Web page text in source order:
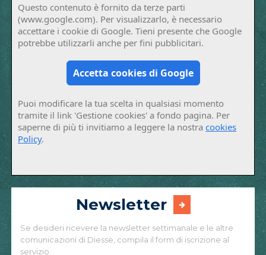
Questo contenuto è fornito da terze parti
(www.google.com). Per visualizzarlo, è necessario
accettare i cookie di Google. Tieni presente che Google
potrebbe utilizzarli anche per fini pubblicitari.
Accetta cookies di Google
Puoi modificare la tua scelta in qualsiasi momento
tramite il link 'Gestione cookies' a fondo pagina. Per
saperne di più ti invitiamo a leggere la nostracookies
Policy.
Newsletter
Se desideri ricevere la newsletter settimanale e le altre
comunicazioni di Diesse, compila il form di iscrizione al
servizio.